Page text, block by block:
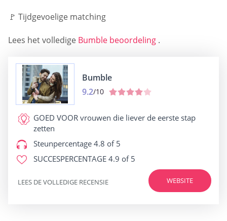
🚩 Tijdgevoelige matching
Lees het volledige Bumble beoordeling .
Bumble
9.2/10
GOED VOOR vrouwen die liever de eerste stap
zetten
Steunpercentage 4.8 of 5
SUCCESPERCENTAGE 4.9 of 5
WEBSITE
LEES DE VOLLEDIGE RECENSIE